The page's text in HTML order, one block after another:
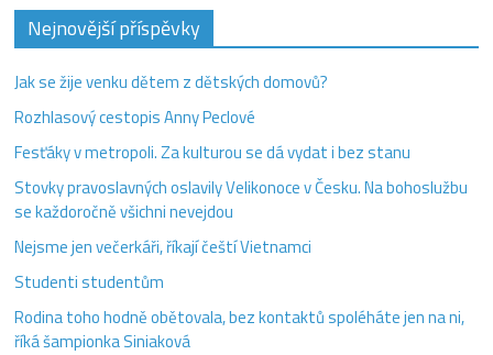
Nejnovější příspěvky
Jak se žije venku dětem z dětských domovů?
Rozhlasový cestopis Anny Peclové
Fesťáky v metropoli. Za kulturou se dá vydat i bez stanu
Stovky pravoslavných oslavily Velikonoce v Česku. Na bohoslužbu
se každoročně všichni nevejdou
Nejsme jen večerkáři, říkají čeští Vietnamci
Studenti studentům
Rodina toho hodně obětovala, bez kontaktů spoléháte jen na ni,
říká šampionka Siniaková